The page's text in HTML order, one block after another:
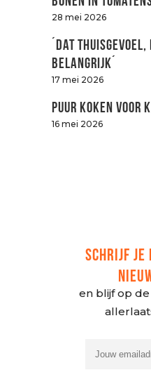
28 mei 2026
´Dat
belangrijk´
17 mei 2026
Puur koken voor
16 mei 2026
SCHRIJF JE
en blijf op